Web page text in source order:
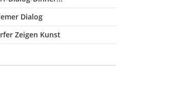
Dialog
Zeigen Kunst